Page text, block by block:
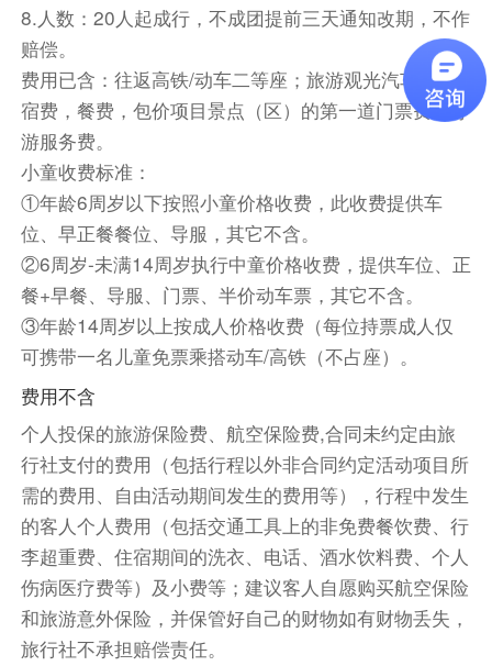
奔海黑，天地动摇；苏峰山万窍怒号，使人从它和
大海的搏斗中感受到无穷的力量。乘快艇登上【海
上鱼排】（体验约2小时）可以在鱼排钓鱼，进行
自由海钓活动（根据个人喜好安排时间）【岛主驾
到·蚝门蟹宴下午茶】任吃生蚝+海螃蟹+东山红
薯。入住酒店后自由活动。
用餐：早餐含 午餐含 晚餐敬请自理
住宿：东山岛
餐饮
早餐：已含
中餐：已含
晚餐：敬请自理
住宿
东山岛
第4天 谷文昌纪念馆-南门湾-土楼-潮汕-出发地
上午：东山岛【南屿双面海】（游玩1小时），东
山岛的必打卡地之一，岛屿上有一座灯塔（是电影
《你的婚礼》里面出镜
的那座喔）如果你站在灯塔旁边的礁石上，就会发
现在距离不远处还有一座灯塔。后参观【左耳拍摄
地·南门湾】（游
8.人数：20人起成行，不成团提前三天通知改期，不作
赔偿。
费用已含：往返高铁/动车二等座；旅游观光汽车，住
宿费，餐费，包价项目景点（区）的第一道门票费、导
游服务费。
小童收费标准：
①年龄6周岁以下按照小童价格收费，此收费提供车
位、早正餐餐位、导服，其它不含。
②6周岁-未满14周岁执行中童价格收费，提供车位、正
餐+早餐、导服、门票、半价动车票，其它不含。
③年龄14周岁以上按成人价格收费（每位持票成人仅
可携带一名儿童免票乘搭动车/高铁（不占座）。
费用不含
个人投保的旅游保险费、航空保险费,合同未约定由旅
行社支付的费用（包括行程以外非合同约定活动项目所
需的费用、自由活动期间发生的费用等），行程中发生
的客人个人费用（包括交通工具上的非免费餐饮费、行
李超重费、住宿期间的洗衣、电话、酒水饮料费、个人
伤病医疗费等）及小费等；建议客人自愿购买航空保险
和旅游意外保险，并保管好自己的财物如有财物丢失，
旅行社不承担赔偿责任。